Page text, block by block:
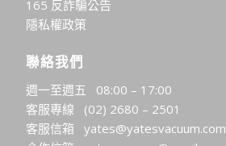
165 反詐騙公告
隱私權政策
聯絡我們
週一至週五 08:00 – 17:00
客服專線 (02) 2680 – 2501
客服信箱yates@yatesvacuum.com